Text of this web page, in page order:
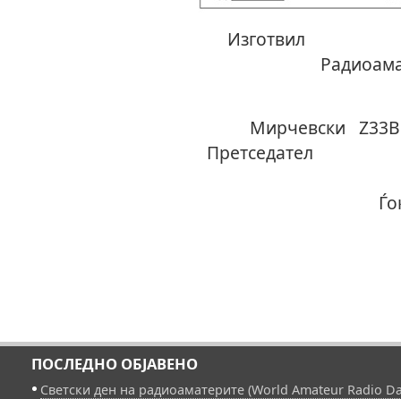
Ѓоко
ПОСЛЕДНО ОБЈАВЕНО
Светски ден на радиоаматерите (World Amateur Radio